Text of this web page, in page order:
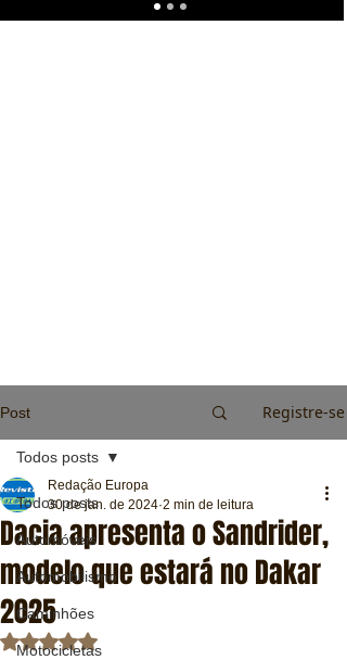
Post Registre-se
Todos posts
Automóveis
Automobilismo
Caminhões
Motocicletas
Todos posts
Dacia apresenta o Sandrider,
modelo que estará no Dakar
2025
Redação Europa
30 de jan. de 2024 2 min de leitura
Avaliado com NaN de 5 estrelas.